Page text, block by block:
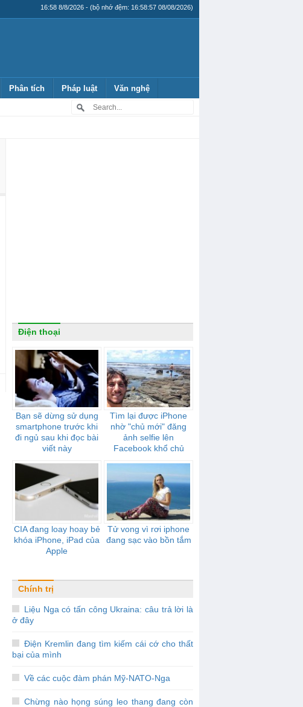
16:58 8/8/2026 - (bộ nhớ đệm: 16:58:57 08/08/2026)
Phân tích Pháp luật Văn nghệ
Điện thoại
Bạn sẽ dừng sử dụng
smartphone trước khi
đi ngủ sau khi đọc bài
viết này
Tìm lại được iPhone
nhờ "chủ mới" đăng
ảnh selfie lên
Facebook khổ chủ
CIA đang loay hoay bẻ
khóa iPhone, iPad của
Apple
Tử vong vì rơi iphone
đang sạc vào bồn tắm
Chính trị
Liệu Nga có tấn công Ukraina: câu trả lời là
ở đây
Điện Kremlin đang tìm kiếm cái cớ cho thất
bại của mình
Về các cuộc đàm phán Mỹ-NATO-Nga
Chừng nào họng súng leo thang đang còn